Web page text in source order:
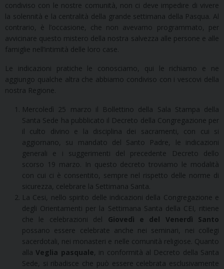
condiviso con le nostre comunità, non ci deve impedire di vivere
la solennità e la centralità della grande settimana della Pasqua. Al
contrario, è l’occasione, che non avevamo programmato, per
avvicinare questo mistero della nostra salvezza alle persone e alle
famiglie nell’intimità delle loro case.
Le indicazioni pratiche le conosciamo, qui le richiamo e ne
aggiungo qualche altra che abbiamo condiviso con i vescovi della
nostra Regione.
Mercoledì 25 marzo il Bollettino della Sala Stampa della
Santa Sede ha pubblicato il Decreto della Congregazione per
il culto divino e la disciplina dei sacramenti, con cui si
aggiornano, su mandato del Santo Padre, le indicazioni
generali e i suggerimenti del precedente Decreto dello
scorso 19 marzo. In questo decreto troviamo le modalità
con cui ci è consentito, sempre nel rispetto delle norme di
sicurezza, celebrare la Settimana Santa.
La Cesi, nello spirito delle indicazioni della Congregazione e
degli Orientamenti per la Settimana Santa della CEI, ritiene
che le celebrazioni del Giovedì e del Venerdì Santo
possano essere celebrate anche nei seminari, nei collegi
sacerdotali, nei monasteri e nelle comunità religiose. Quanto
alla Veglia pasquale, in conformità al Decreto della Santa
Sede, si ribadisce che può essere celebrata esclusivamente